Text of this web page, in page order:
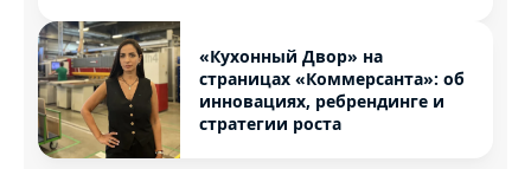
«Кухонный Двор» на
страницах «Коммерсанта»: об
инновациях, ребрендинге и
стратегии роста